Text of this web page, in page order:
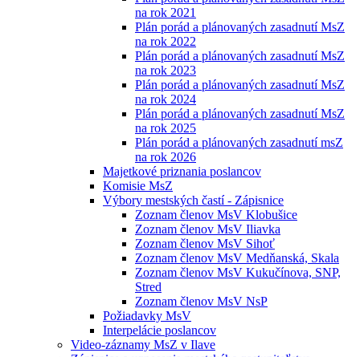
na rok 2021
Plán porád a plánovaných zasadnutí MsZ
na rok 2022
Plán porád a plánovaných zasadnutí MsZ
na rok 2023
Plán porád a plánovaných zasadnutí MsZ
na rok 2024
Plán porád a plánovaných zasadnutí MsZ
na rok 2025
Plán porád a plánovaných zasadnutí msZ
na rok 2026
Majetkové priznania poslancov
Komisie MsZ
Výbory mestských častí - Zápisnice
Zoznam členov MsV Klobušice
Zoznam členov MsV Iliavka
Zoznam členov MsV Sihoť
Zoznam členov MsV Medňanská, Skala
Zoznam členov MsV Kukučínova, SNP,
Stred
Zoznam členov MsV NsP
Požiadavky MsV
Interpelácie poslancov
Video-záznamy MsZ v Ilave